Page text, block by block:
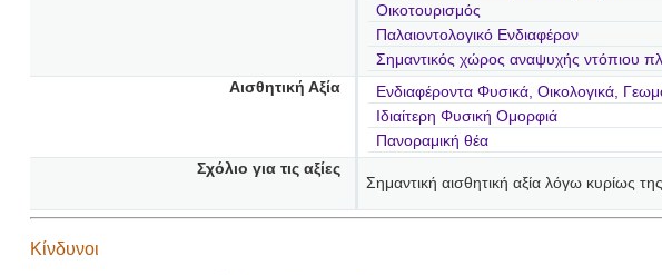
Οικοτουρισμός
Παλαιοντολογικό Ενδιαφέρον
Σημαντικός χώρος αναψυχής ντόπιου
Αισθητική Αξία
Ενδιαφέροντα Φυσικά, Οικολογικά,
Ιδιαίτερη Φυσική Ομορφιά
Πανοραμική θέα
Σχόλιο για τις αξίες
Σημαντική αισθητική αξία λόγω κυρίως
Κίνδυνοι